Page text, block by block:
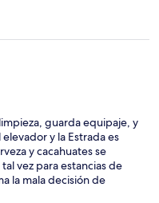
guarda equipaje, y
y la Estrada es
y cacahuates se
vez para estancias de
la mala decisión de